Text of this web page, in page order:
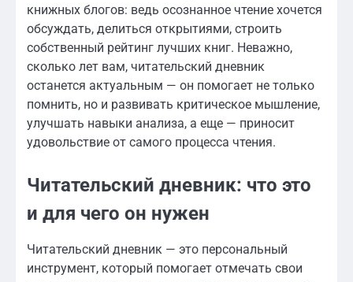
книжных блогов: ведь осознанное чтение хочется
обсуждать, делиться открытиями, строить
собственный рейтинг лучших книг. Неважно,
сколько лет вам, читательский дневник
останется актуальным — он помогает не только
помнить, но и развивать критическое мышление,
улучшать навыки анализа, а еще — приносит
удовольствие от самого процесса чтения.
Читательский дневник: что это
и для чего он нужен
Читательский дневник — это персональный
инструмент, который помогает отмечать свои